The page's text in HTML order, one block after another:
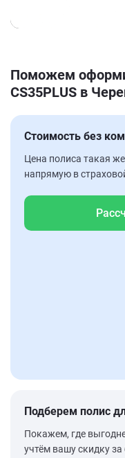
Поможем
CS35PLUS в
Стоимость без
Цена полиса такая
напрямую в
Подберем полис
Покажем, где
учтём вашу скидку